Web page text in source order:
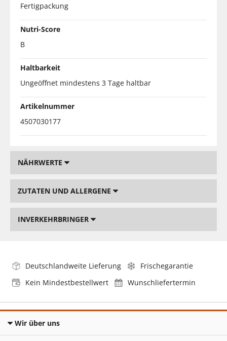
Fertigpackung
Nutri-Score
B
Haltbarkeit
Ungeöffnet mindestens 3 Tage haltbar
Artikelnummer
4507030177
NÄHRWERTE
ZUTATEN UND ALLERGENE
INVERKEHRBRINGER
Deutschlandweite Lieferung
Frischegarantie
Kein Mindestbestellwert
Wunschliefertermin
Wir über uns